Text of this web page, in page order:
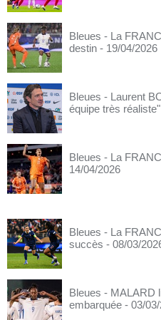
Bleues - La
destin - 19/04/2026
Bleues - Laurent
équipe très réaliste"
Bleues - La
14/04/2026
Bleues - La
succès - 08/03/
Bleues - MALARD
embarquée - 03/